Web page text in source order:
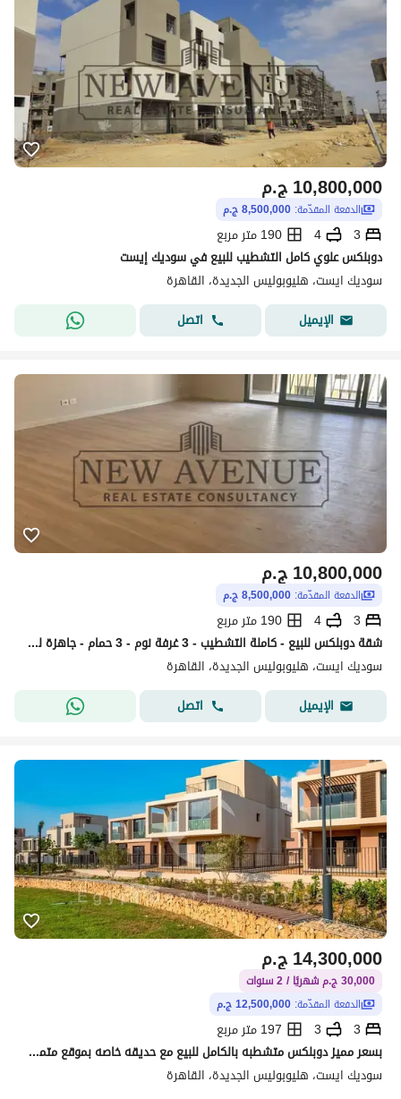
ج.م10,800,000
الدفعة المقدّمة: 8,500,000 ج.م
3
4
190 متر مربع
دوبلكس علوي كامل التشطيب للبيع في سوديك إيست
سوديك ايست، هليوبوليس الجديدة، القاهرة
الإيميل
اتصل
ج.م10,800,000
الدفعة المقدّمة: 8,500,000 ج.م
3
4
190 متر مربع
شقة دوبلكس للبيع - كاملة التشطيب - 3 غرفة نوم - 3 حمام - جاهزة للاستلام - في سوديك إيست
سوديك ايست، هليوبوليس الجديدة، القاهرة
الإيميل
اتصل
ج.م14,300,000
30,000 ج.م شهريًا / 2 سنوات
الدفعة المقدّمة: 12,500,000 ج.م
3
3
197 متر مربع
بسعر مميز دوبلكس متشطبه بالكامل للبيع مع حديقه خاصه بموقع متميز في سوديك جاهزه للسكن عرض لفتره محدوده
سوديك ايست، هليوبوليس الجديدة، القاهرة